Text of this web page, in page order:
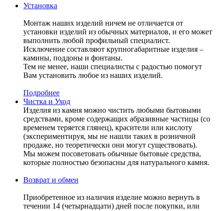
Установка
Монтаж наших изделий ничем не отличается от
установки изделий из обычных материалов, и его может
выполнить любой профильный специалист.
Исключение составляют крупногабаритные изделия –
камины, поддоны и фонтаны.
Тем не менее, наши специалисты с радостью помогут
Вам установить любое из наших изделий.
Подробнее
Чистка и Уход
Изделия из камня можно чистить любыми бытовыми
средствами, кроме содержащих абразивные частицы (со
временем теряется глянец), красители или кислоту
(экспериментируя, мы не нашли таких в розничной
продаже, но теоретически они могут существовать).
Мы можем посоветовать обычные бытовые средства,
которые полностью безопасны для натурального камня.
Возврат и обмен
Приобретенное из наличия изделие можно вернуть в
течении 14 (четырнадцати) дней после покупки, или